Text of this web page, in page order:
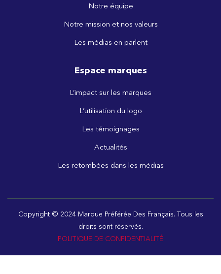
Notre équipe
Notre mission et nos valeurs
Les médias en parlent
Espace marques
L’impact sur les marques
L’utilisation du logo
Les témoignages
Actualités
Les retombées dans les médias
Copyright © 2024 Marque Préférée Des Français. Tous les
droits sont réservés.
POLITIQUE DE CONFIDENTIALITÉ